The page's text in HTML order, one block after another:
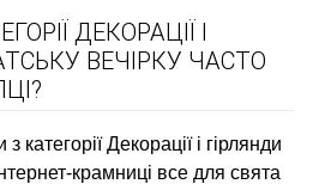
ДЕКОРАЦІЇ І
ВЕЧІРКУ ЧАСТО
категорії Декорації і гірлянди
крамниці все для свята